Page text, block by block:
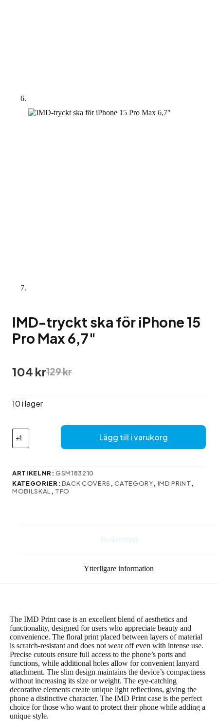
IMD-tryckt ska för iPhone 15
Pro Max 6,7″
129kr
Det
ursprungliga
var:
104 krDet
nuvarande
är:
10 i lager
IMD-
tryckt
ska
iPhone
Pro
Lägg till i varukorg
ARTIKELNR:GSM183210
KATEGORIER: BACK COVERS ,CATEGORY, IMD PRINT ,
MOBILSKAL , TFO
Beskrivning
Ytterligare information
The IMD Print case is an excellent blend of aesthetics and
functionality, designed for users who appreciate beauty and
convenience. The floral print placed between layers of material
is scratch-resistant and does not wear off even with intense use.
Precise cutouts ensure full access to the phone’s ports and
functions, while additional holes allow for convenient lanyard
attachment. The slim design maintains the device’s compactness
without increasing its size or weight. The eye-catching
decorative elements create unique light reflections, giving the
phone a distinctive character. The IMD Print case is the perfect
choice for those who want to protect their phone while adding a
unique style.